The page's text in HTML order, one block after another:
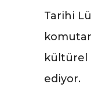
Tarihi
kültürel
ediyor.